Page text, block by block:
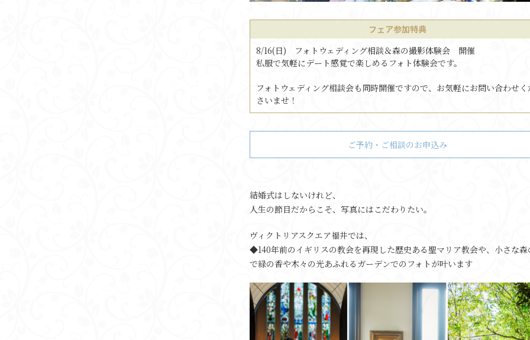
フェア参加特典
8/16(日) フォトウェディング相談＆森の撮影体験会 開催
私服で気軽にデート感覚で楽しめるフォト体験会です。
フォトウェディング相談会も同時開催ですので、お気軽にお問い合わせく
さいませ！
ご予約・ご相談のお申込み
結婚式はしないけれど、
人生の節目だからこそ、写真にはこだわりたい。
ヴィクトリアスクエア福井では、
◆140年前のイギリスの教会を再現した歴史ある聖マリア教会や、小さな森
で緑の香や木々の光あふれるガーデンでのフォトが叶います